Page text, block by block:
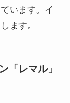
います。イ
ます。
「レマル」